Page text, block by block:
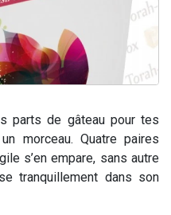
parts de gâteau pour tes
morceau. Quatre paires
s’en empare, sans autre
tranquillement dans son